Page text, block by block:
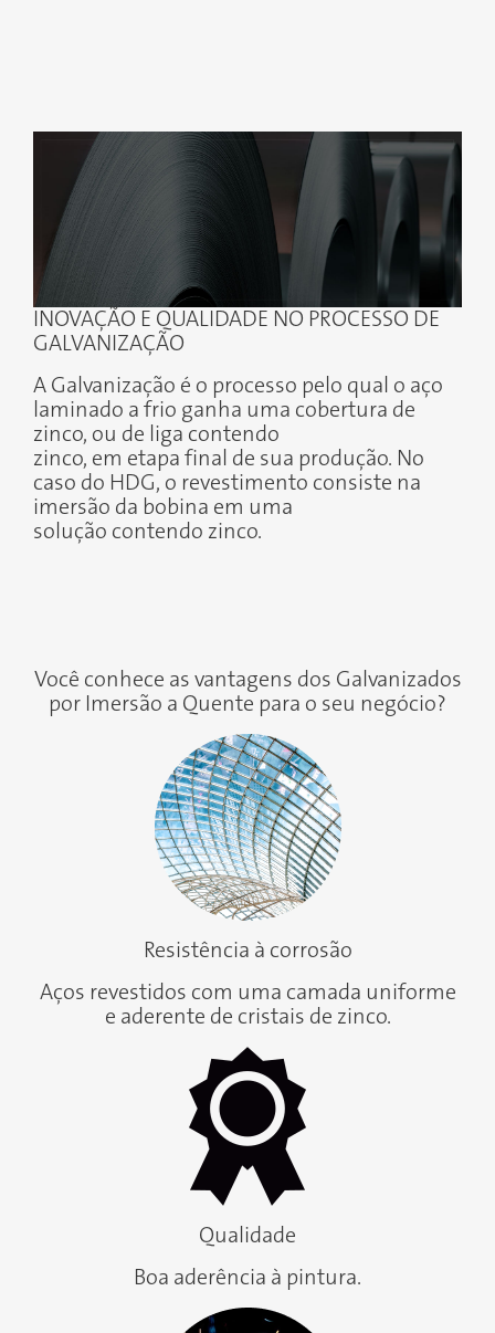
INOVAÇÃO E QUALIDADE NO PROCESSO DE
GALVANIZAÇÃO
A Galvanização é o processo pelo qual o aço
laminado a frio ganha uma cobertura de
zinco, ou de liga contendo
zinco, em etapa final de sua produção. No
caso do HDG, o revestimento consiste na
imersão da bobina em uma
solução contendo zinco.
Você conhece as vantagens dos Galvanizados
por Imersão a Quente para o seu negócio?
Resistência à corrosão
Aços revestidos com uma camada uniforme
e aderente de cristais de zinco.
Qualidade
Boa aderência à pintura.